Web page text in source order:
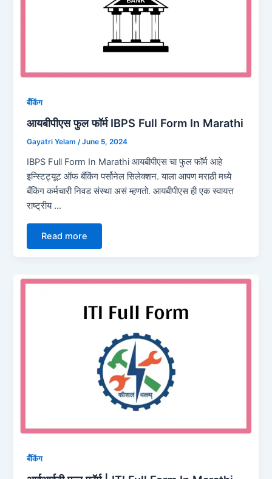
बँकिंग
आयबीपीएस फुल फॉर्म IBPS Full Form In Marathi
Gayatri Yelam/June 5, 2024
IBPS Full Form In Marathi आयबीपीएस चा फुल फॉर्म आहे
इन्स्टिट्यूट ऑफ बँकिंग पर्सोनेल सिलेक्शन. याला आपण मराठी मध्ये
बँकिंग कर्मचारी निवड संस्था असं म्हणतो. आयबीपीएस ही एक स्वायत्त
राष्ट्रीय …
Read more
बँकिंग